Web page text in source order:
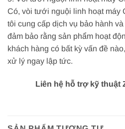
Có, vòi tưới nguội linh hoạt máy
tôi cung cấp dịch vụ bảo hành
đảm bảo rằng sản phẩm hoạt
khách hàng có bất kỳ vấn đề
xử lý ngay lập tức.
Liên hệ hỗ trợ kỹ thuật